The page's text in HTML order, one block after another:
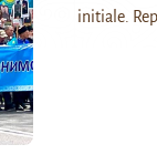
initiale.